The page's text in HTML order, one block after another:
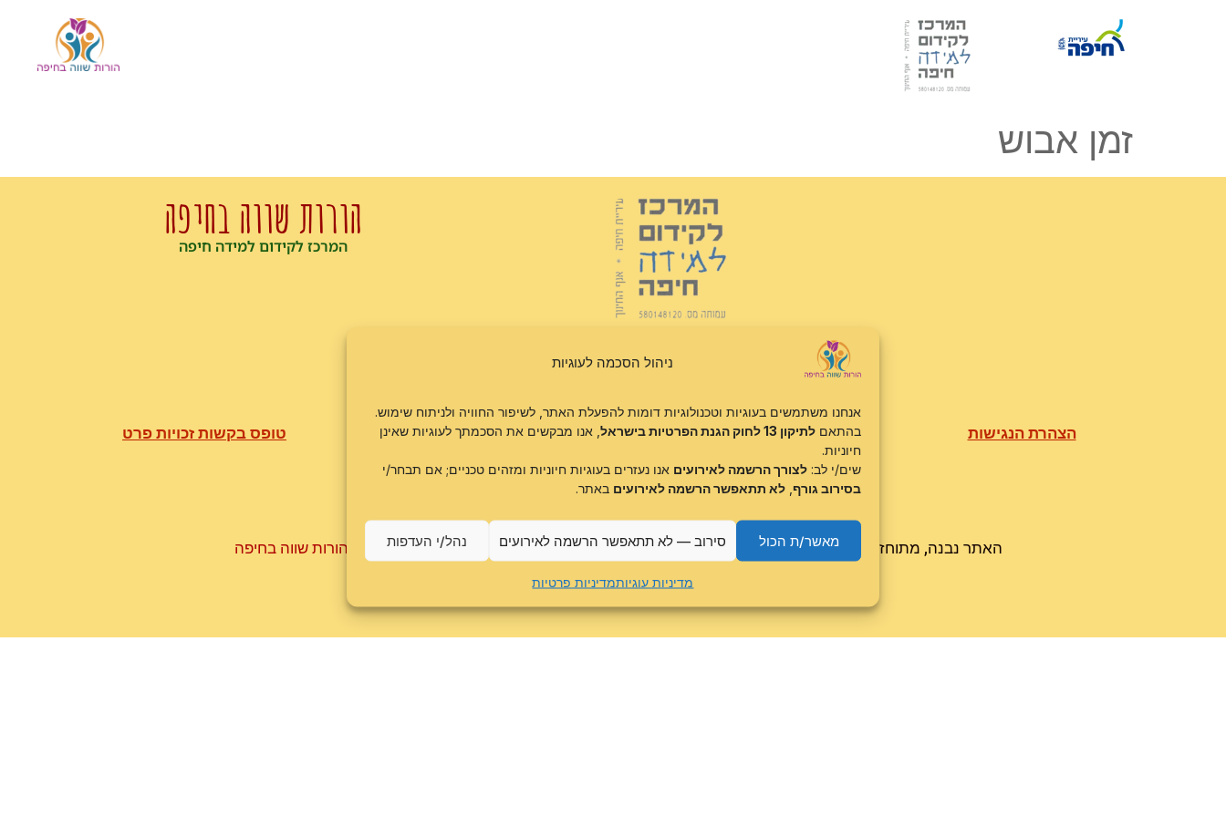
ניהול הסכמה לעוגיות
אנחנו משתמשים בעוגיות וטכנולוגיות דומות להפעלת האתר, לשיפור החוויה ולניתוח שימוש.
בהתאםלתיקון 13 לחוק הגנת הפרטיות בישראל
, אנו מבקשים את הסכמתך לעוגיות שאינן
חיוניות.
שים/י לב:לצורך הרשמה לאירועים אנו נעזרים בעוגיות חיוניות ומזהים טכניים; אם תבחר/י
בסירוב גורף ,לא תתאפשר הרשמה לאירועים באתר.
מאשר/ת הכול סירוב — לא תתאפשר הרשמה לאירועים נהל/י העדפות
מדיניות עוגיותמדיניות פרטיות
זמן אבוש
הורות שווה בחיפה
המרכז לקידום למידה חיפה
הצהרת הנגישות תקנון האתר מדיניות פרטיות מדיניות עוגיות טופס בקשות זכויות פרט
האתר נבנה, מתוחזק ומופעל על ידיDLTS כל הזכויות שמורות© הורות שווה בחיפה